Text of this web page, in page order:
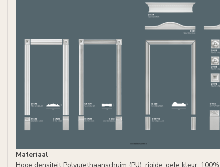
Materiaal
Hoge densiteit Polyurethaanschuim (PU), rigide, gele kleur, 100%